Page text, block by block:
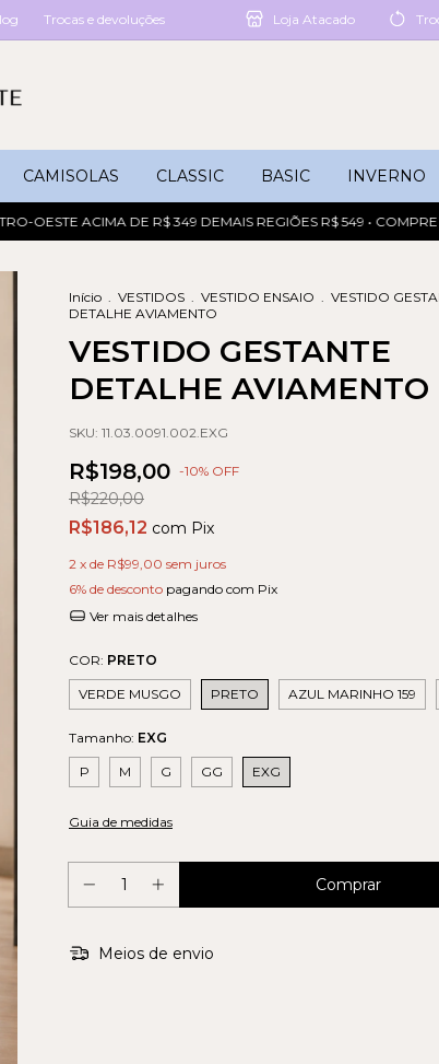
Trocas e devoluções Loja Atacado
CAMISOLAS CLASSIC BASIC INVERNO
ACIMA DE R$ 349 DEMAIS REGIÕES R$ 549 • COMPRE
Início VESTIDOS VESTIDO ENSAIO
VESTIDO
DETALHE AVIAMENTO
VESTIDO GESTANTE
DETALHE AVIAMENTO
SKU: 11.03.0091.002.EXG
R$198,00 -10% OFF
R$220,00
R$186,12 com Pix
2 x de R$99,00 sem juros
6% de desconto pagando com Pix
Ver mais detalhes
COR: PRETO
VERDE MUSGO PRETO AZUL MARINHO 159
Tamanho: EXG
P M G GG EXG
Guia de medidas
Meios de envio